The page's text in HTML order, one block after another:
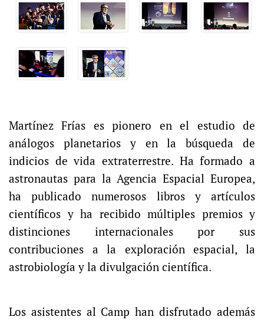
Martínez Frías es pionero en el estudio de
análogos planetarios y en la búsqueda de
indicios de vida extraterrestre. Ha formado a
astronautas para la Agencia Espacial Europea,
ha publicado numerosos libros y artículos
científicos y ha recibido múltiples premios y
distinciones internacionales por sus
contribuciones a la exploración espacial, la
astrobiología y la divulgación científica.
Los asistentes al Camp han disfrutado además